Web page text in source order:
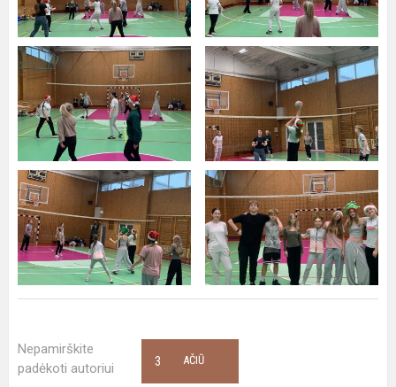
Nepamirškite
padėkoti autoriui
AČIŪ
3